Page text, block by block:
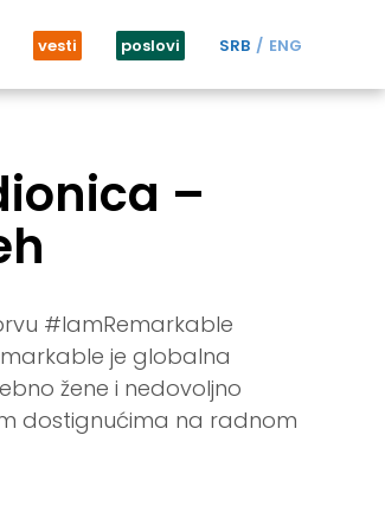
vesti poslovi SRB ENG
–
#IamRemarkable
je globalna
žene i nedovoljno
dostignućima na radnom